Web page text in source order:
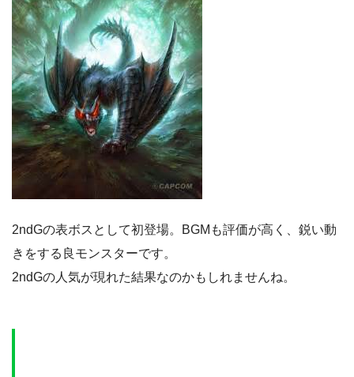
2ndGの表ボスとして初登場。BGMも評価が高く、鋭い動
きをする良モンスターです。
2ndGの人気が現れた結果なのかもしれませんね。